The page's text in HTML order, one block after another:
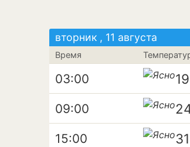
вторник , 11 августа
Время
03:00
09:00
15:00